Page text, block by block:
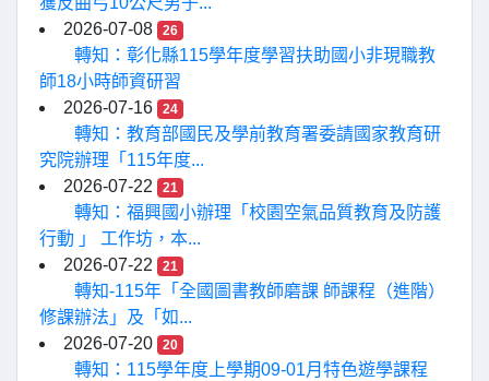
2026-07-08
26
轉知：彰化縣115學年度學習扶助國小非現職教
師18小時師資研習
2026-07-16
24
轉知：教育部國民及學前教育署委請國家教育研
究院辦理「115年度...
2026-07-22
21
轉知：福興國小辦理「校園空氣品質教育及防護
行動 」 工作坊，本...
2026-07-22
21
轉知-115年「全國圖書教師磨課 師課程（進階）
修課辦法」及「如...
2026-07-20
20
轉知：115學年度上學期09-01月特色遊學課程